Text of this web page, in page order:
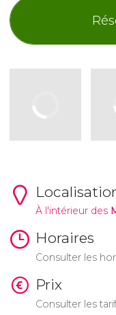
À l'intérieur des
Horaires
Consulter les
Prix
Consulter les